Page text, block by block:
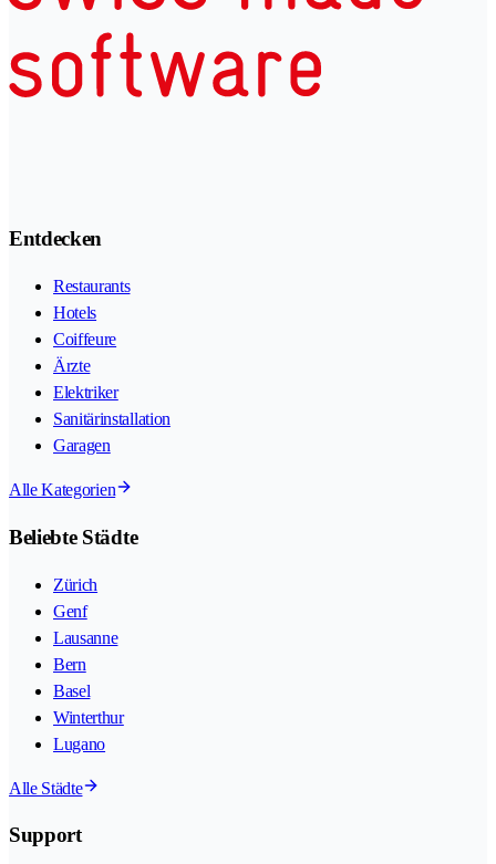
Entdecken
Restaurants
Hotels
Coiffeure
Ärzte
Elektriker
Sanitärinstallation
Garagen
Alle Kategorien
Beliebte Städte
Zürich
Genf
Lausanne
Bern
Basel
Winterthur
Lugano
Alle Städte
Support